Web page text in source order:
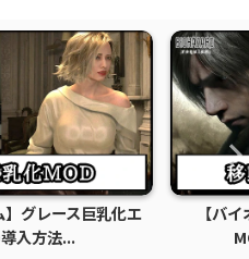
】グレース巨乳化エ
入方法...
【バ